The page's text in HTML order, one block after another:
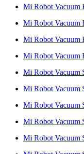
Mi Robot
Mi Robot Vacuum
Mi Robot Vacuum
Mi Robot Vacuum
Mi Robot Vacuum
Mi Robot
Mi Robot Vacuum
Mi Robot Vacuum
Mi Robot Vacuum